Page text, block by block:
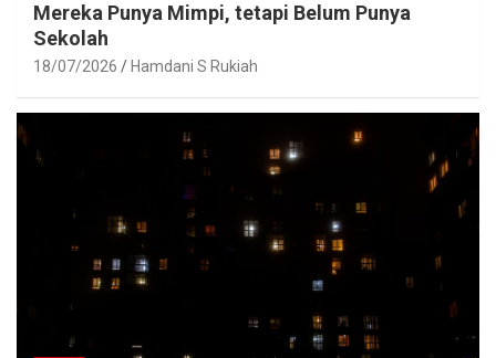
Mereka Punya Mimpi, tetapi Belum Punya
Sekolah
18/07/2026 Hamdani S Rukiah